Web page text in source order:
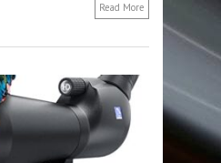
Read More